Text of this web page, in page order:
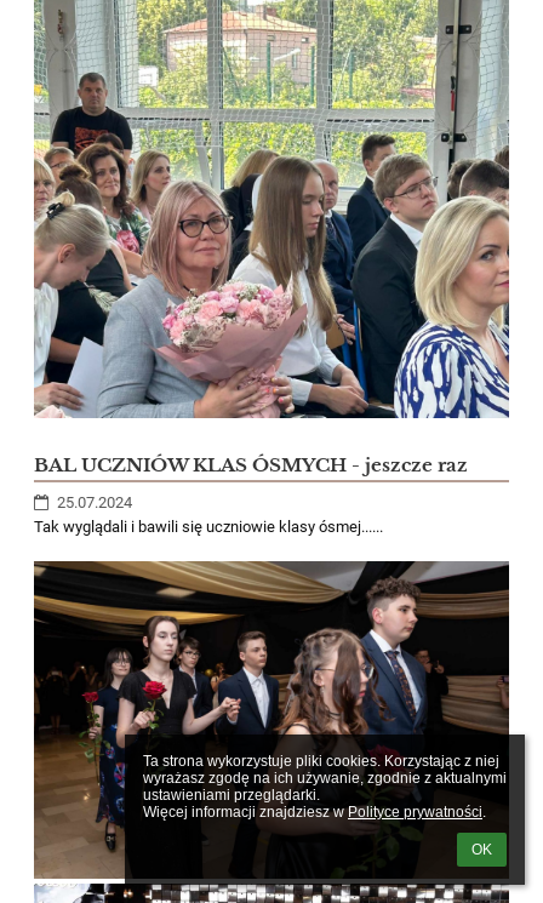
Ta strona wykorzystuje pliki cookies. Korzystając z niej
wyrażasz zgodę na ich używanie, zgodnie z aktualnymi
ustawieniami przeglądarki.
Więcej informacji znajdziesz w Polityce prywatności.
OK
BAL UCZNIÓW KLAS ÓSMYCH - jeszcze raz
25.07.2024
Tak wyglądali i bawili się uczniowie klasy ósmej......